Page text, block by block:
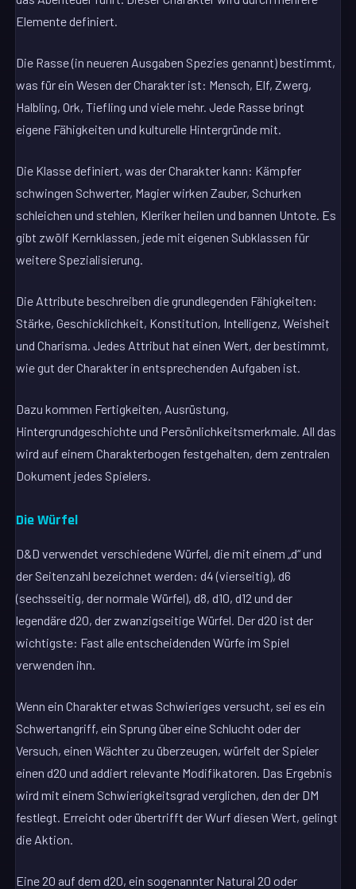
Elemente definiert.
Die Rasse (in neueren Ausgaben Spezies genannt) bestimmt,
was für ein Wesen der Charakter ist: Mensch, Elf, Zwerg,
Halbling, Ork, Tiefling und viele mehr. Jede Rasse bringt
eigene Fähigkeiten und kulturelle Hintergründe mit.
Die Klasse definiert, was der Charakter kann: Kämpfer
schwingen Schwerter, Magier wirken Zauber, Schurken
schleichen und stehlen, Kleriker heilen und bannen Untote. Es
gibt zwölf Kernklassen, jede mit eigenen Subklassen für
weitere Spezialisierung.
Die Attribute beschreiben die grundlegenden Fähigkeiten:
Stärke, Geschicklichkeit, Konstitution, Intelligenz, Weisheit
und Charisma. Jedes Attribut hat einen Wert, der bestimmt,
wie gut der Charakter in entsprechenden Aufgaben ist.
Dazu kommen Fertigkeiten, Ausrüstung,
Hintergrundgeschichte und Persönlichkeitsmerkmale. All das
wird auf einem Charakterbogen festgehalten, dem zentralen
Dokument jedes Spielers.
Die Würfel
D&D verwendet verschiedene Würfel, die mit einem „d“ und
der Seitenzahl bezeichnet werden: d4 (vierseitig), d6
(sechsseitig, der normale Würfel), d8, d10, d12 und der
legendäre d20, der zwanzigseitige Würfel. Der d20 ist der
wichtigste: Fast alle entscheidenden Würfe im Spiel
verwenden ihn.
Wenn ein Charakter etwas Schwieriges versucht, sei es ein
Schwertangriff, ein Sprung über eine Schlucht oder der
Versuch, einen Wächter zu überzeugen, würfelt der Spieler
einen d20 und addiert relevante Modifikatoren. Das Ergebnis
wird mit einem Schwierigkeitsgrad verglichen, den der DM
festlegt. Erreicht oder übertrifft der Wurf diesen Wert, gelingt
die Aktion.
Eine 20 auf dem d20, ein sogenannter Natural 20 oder